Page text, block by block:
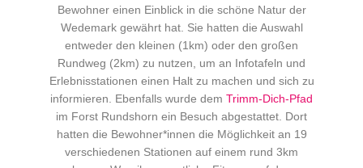
Bewohner einen Einblick in die schöne Natur der
Wedemark gewährt hat. Sie hatten die Auswahl
entweder den kleinen (1km) oder den großen
Rundweg (2km) zu nutzen, um an Infotafeln und
Erlebnisstationen einen Halt zu machen und sich zu
informieren. Ebenfalls wurde dem Trimm-Dich-Pfad
im Forst Rundshorn ein Besuch abgestattet. Dort
hatten die Bewohner*innen die Möglichkeit an 19
verschiedenen Stationen auf einem rund 3km